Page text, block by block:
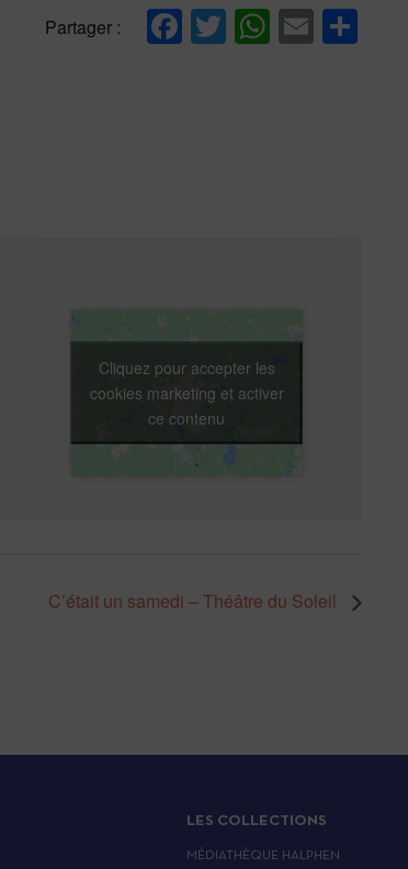
Partager : Facebook
TwitterWhatsApp
Email
Cliquez pour accepter les
cookies marketing et activer
ce contenu
C’était un samedi – Théâtre du Soleil
LES COLLECTIONS
MÉDIATHÈQUE HALPHEN